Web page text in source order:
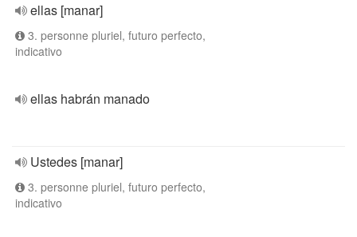
ellas [manar]
3. personne pluriel, futuro perfecto,
indicativo
ellas habrán manado
Ustedes [manar]
3. personne pluriel, futuro perfecto,
indicativo